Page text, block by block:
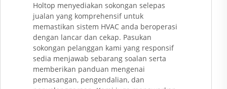
Holtop menyediakan sokongan selepas
jualan yang komprehensif untuk
memastikan sistem HVAC anda beroperasi
dengan lancar dan cekap. Pasukan
sokongan pelanggan kami yang responsif
sedia menjawab sebarang soalan serta
memberikan panduan mengenai
pemasangan, pengendalian, dan